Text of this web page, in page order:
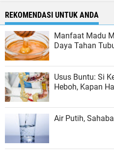
REKOMENDASI UNTUK ANDA
Manfaat Madu
Daya Tahan
Usus Buntu: Si
Heboh, Kapan
Air Putih,